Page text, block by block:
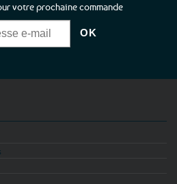
votre prochaine commande